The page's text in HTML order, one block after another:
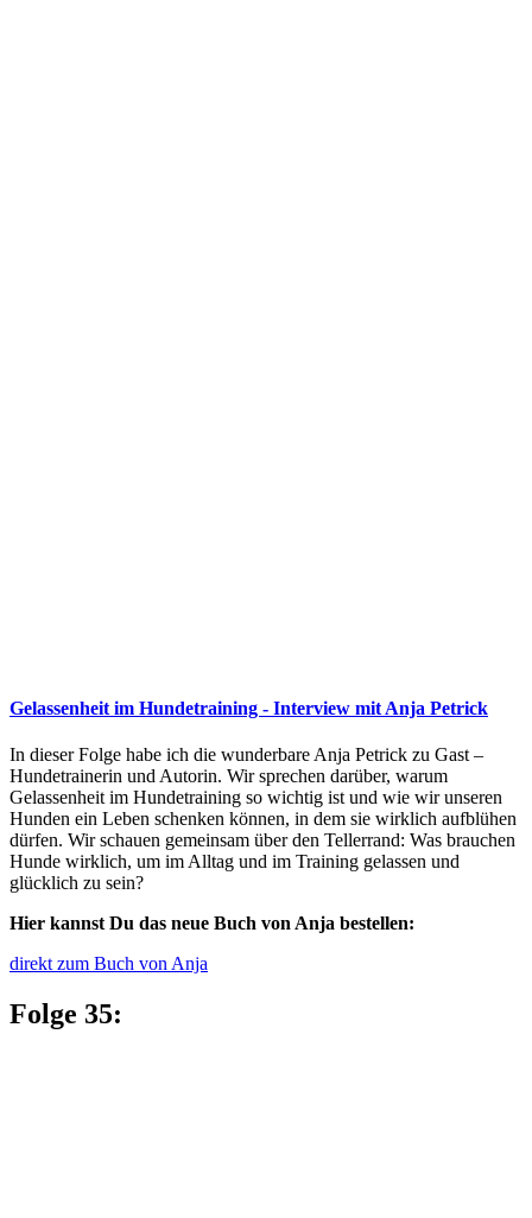
Gelassenheit im Hundetraining - Interview mit Anja Petrick
In dieser Folge habe ich die wunderbare Anja Petrick zu Gast –
Hundetrainerin und Autorin. Wir sprechen darüber, warum
Gelassenheit im Hundetraining so wichtig ist und wie wir unseren
Hunden ein Leben schenken können, in dem sie wirklich aufblühen
dürfen. Wir schauen gemeinsam über den Tellerrand: Was brauchen
Hunde wirklich, um im Alltag und im Training gelassen und
glücklich zu sein?
Hier kannst Du das neue Buch von Anja bestellen:
direkt zum Buch von Anja
Folge 35: